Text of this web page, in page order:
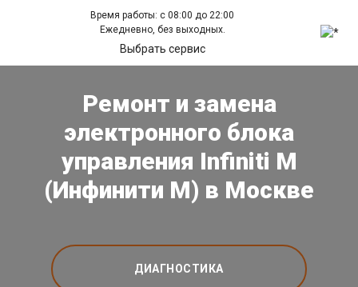
Время работы: с 08:00 до 22:00
Ежедневно, без выходных.
Выбрать сервис
Ремонт и замена
электронного блока
управления Infiniti M
(Инфинити М) в Москве
ДИАГНОСТИКА